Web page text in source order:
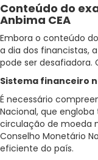
Conteúdo do
Anbima CEA
Embora o conteúdo
a dia dos financistas,
pode ser desafiadora.
Sistema financeiro
É necessário
Nacional, que
circulação de moeda
Conselho Monetário
eficiente do país.